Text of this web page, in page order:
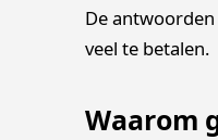
De
veel te betalen.
Waarom